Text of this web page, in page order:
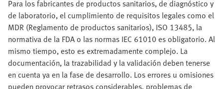
Para los fabricantes de productos sanitarios, de diagnóstico y
de laboratorio, el cumplimiento de requisitos legales como el
MDR (Reglamento de productos sanitarios), ISO 13485, la
normativa de la FDA o las normas IEC 61010 es obligatorio. Al
mismo tiempo, esto es extremadamente complejo. La
documentación, la trazabilidad y la validación deben tenerse
en cuenta ya en la fase de desarrollo. Los errores u omisiones
pueden provocar retrasos considerables, problemas de